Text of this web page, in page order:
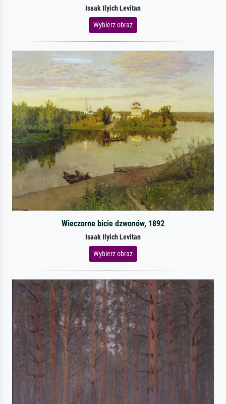
Isaak Ilyich Levitan
Wybierz obraz
Wieczorne bicie dzwonów, 1892
Isaak Ilyich Levitan
Wybierz obraz